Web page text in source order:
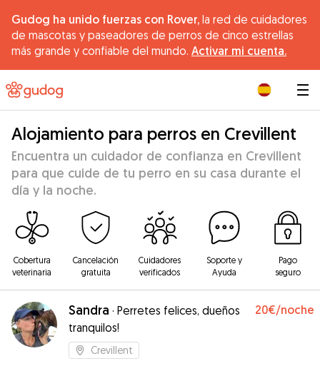
Gudog ha unido fuerzas con Rover, la red de cuidadores
de mascotas y paseadores de perros de cinco estrellas
más grande y confiable del mundo. Activar mi cuenta.
Alojamiento para perros en Crevillent
Encuentra un cuidador de confianza en Crevillent
para que cuide de tu perro en su casa durante el
día y la noche.
Cobertura
veterinaria
Cancelación
gratuita
Cuidadores
verificados
Soporte y
Ayuda
Pago
seguro
Sandra · Perretes felices, dueños
tranquilos!
20€/noche
Crevillent